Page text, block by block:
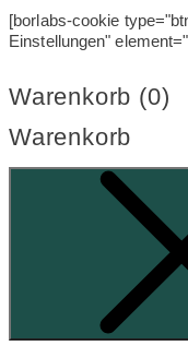
[borlabs-cookie
Einstellungen"
Warenkorb (0)
Warenkorb